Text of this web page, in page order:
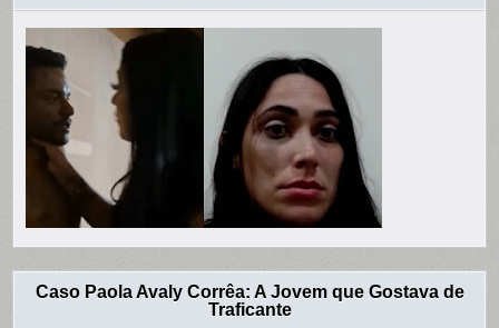
Caso Paola Avaly Corrêa: A Jovem que Gostava de
Traficante